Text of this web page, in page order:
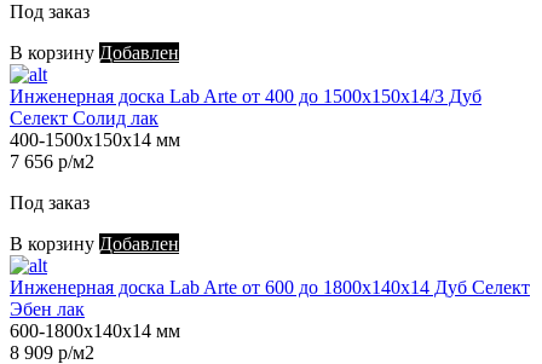
Под заказ
В корзину Добавлен
Инженерная доска Lab Arte от 400 до 1500х150х14/3 Дуб
Селект Солид лак
400-1500х150х14 мм
7 656 р/м2
Под заказ
В корзину Добавлен
Инженерная доска Lab Arte от 600 до 1800х140х14 Дуб Селект
Эбен лак
600-1800х140х14 мм
8 909 р/м2